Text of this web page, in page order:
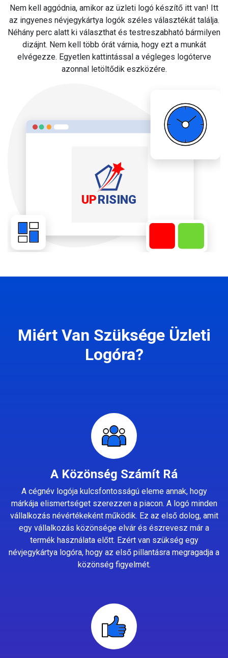
Nem kell aggódnia, amikor az üzleti logó készítő itt van! Itt
az ingyenes névjegykártya logók széles választékát találja.
Néhány perc alatt ki választhat és testreszabható bármilyen
dizájnt. Nem kell több órát várnia, hogy ezt a munkát
elvégezze. Egyetlen kattintással a végleges logóterve
azonnal letöltődik eszközére.
Miért Van Szüksége Üzleti
Logóra?
A Közönség Számít Rá
A cégnév logója kulcsfontosságú eleme annak, hogy
márkája elismertséget szerezzen a piacon. A logó minden
vállalkozás névértékeként működik. Ez az első dolog, amit
egy vállalkozás közönsége elvár és észrevesz már a
termék használata előtt. Ezért van szükség egy
névjegykártya logóra, hogy az első pillantásra megragadja a
közönség figyelmét.